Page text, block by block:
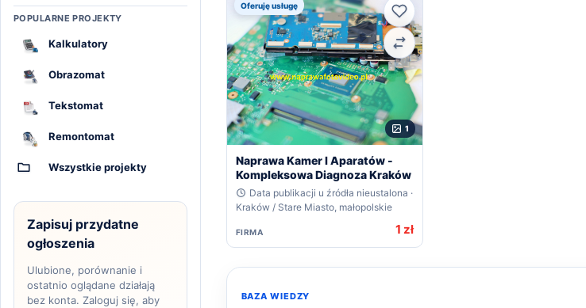
POPULARNE PROJEKTY
Kalkulatory
Obrazomat
Tekstomat
Remontomat
Wszystkie projekty
Zapisuj przydatne
ogłoszenia
Ulubione, porównanie i
ostatnio oglądane działają
bez konta. Zaloguj się, aby
Oferuję usługę
1
Ulubione
Porównaj
Naprawa Kamer I Aparatów -
Kompleksowa Diagnoza Kraków
Data publikacji u źródła nieustalona ·
Kraków / Stare Miasto, małopolskie
FIRMA 1 zł
BAZA WIEDZY